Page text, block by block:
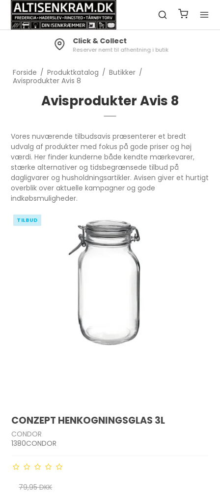
Click & Collect
Reserver nemt til afhentning i butik
Forside / Produktkatalog / Butikker /
Avisprodukter Avis 8
Avisprodukter Avis 8
Vores nuværende tilbudsavis præsenterer et bredt
udvalg af produkter med fokus på gode priser og høj
værdi. Her finder kunderne både kendte mærkevarer,
stærke alternativer og tidsbegrænsede tilbud på
dagligvarer og husholdningsartikler. Avisen giver et hurtigt
overblik over aktuelle kampagner og gode
indkøbsmuligheder.
TILBUD
CONZEPT HENKOGNINGSGLAS 3L
CONDOR
1380CONDOR
79,95 DKK